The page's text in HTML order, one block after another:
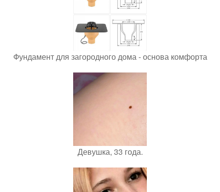
Фундамент для загородного дома - основа комфорта
Девушка, 33 года.